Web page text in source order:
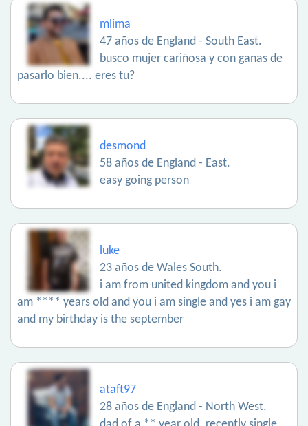
mlima
47 años de England - South East.
busco mujer cariñosa y con ganas de
pasarlo bien.... eres tu?
desmond
58 años de England - East.
easy going person
luke
23 años de Wales South.
i am from united kingdom and you i
am **** years old and you i am single and yes i am gay
and my birthday is the september
ataft97
28 años de England - North West.